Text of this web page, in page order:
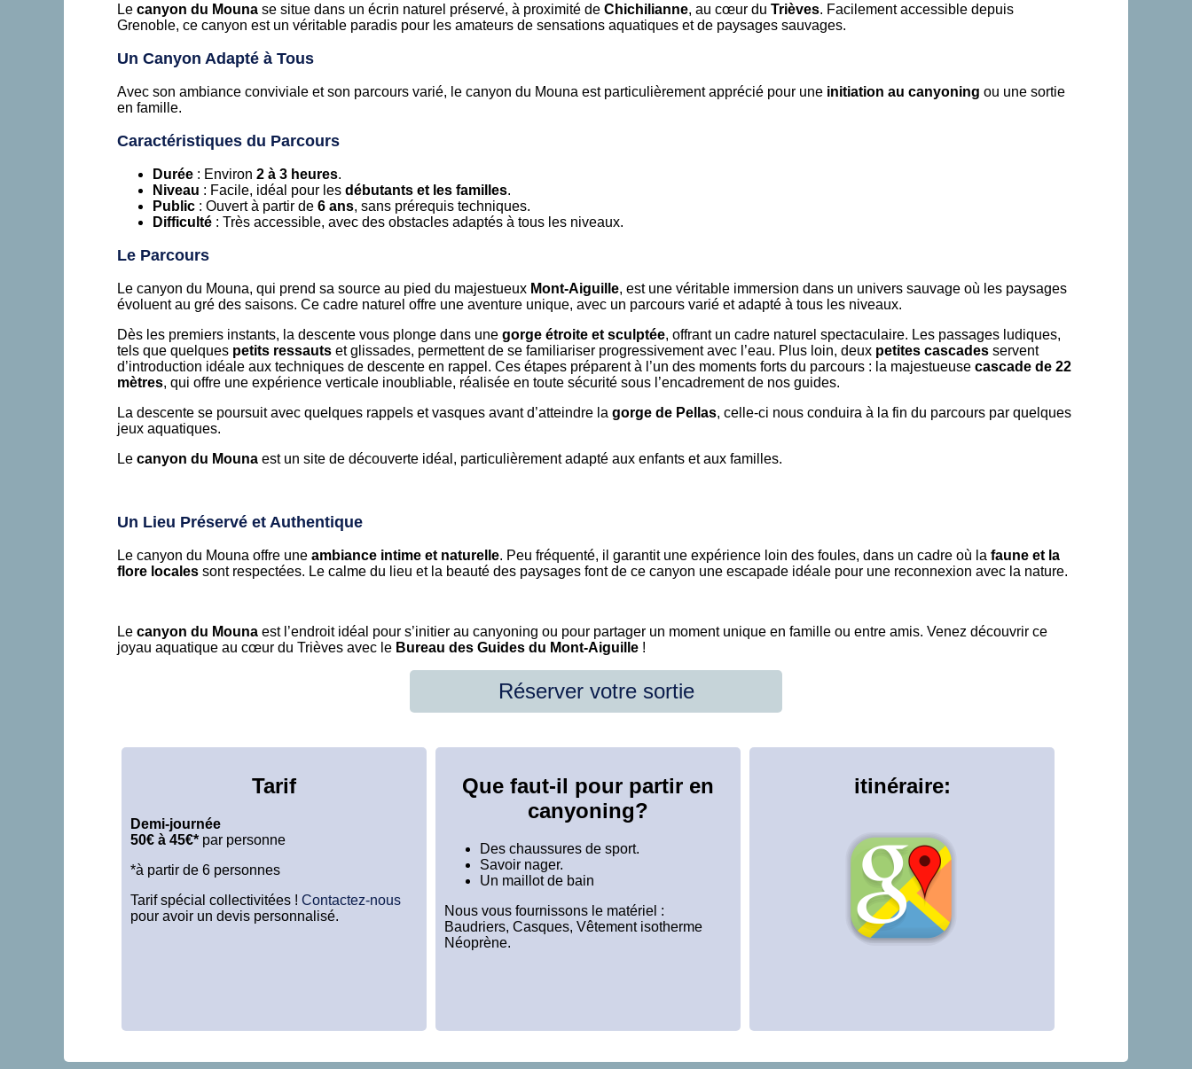
Le canyon du Mouna se situe dans un écrin naturel préservé, à proximité de Chichilianne, au cœur du Trièves. Facilement accessible depuis
Grenoble, ce canyon est un véritable paradis pour les amateurs de sensations aquatiques et de paysages sauvages.
Un Canyon Adapté à Tous
Avec son ambiance conviviale et son parcours varié, le canyon du Mouna est particulièrement apprécié pour une initiation au canyoning ou une sortie
en famille.
Caractéristiques du Parcours
Durée : Environ 2 à 3 heures.
Niveau : Facile, idéal pour les débutants et les familles.
Public : Ouvert à partir de 6 ans, sans prérequis techniques.
Difficulté : Très accessible, avec des obstacles adaptés à tous les niveaux.
Le Parcours
Le canyon du Mouna, qui prend sa source au pied du majestueux Mont-Aiguille, est une véritable immersion dans un univers sauvage où les paysages
évoluent au gré des saisons. Ce cadre naturel offre une aventure unique, avec un parcours varié et adapté à tous les niveaux.
Dès les premiers instants, la descente vous plonge dans une gorge étroite et sculptée, offrant un cadre naturel spectaculaire. Les passages ludiques,
tels que quelques petits ressauts et glissades, permettent de se familiariser progressivement avec l’eau. Plus loin, deux petites cascades servent
d’introduction idéale aux techniques de descente en rappel. Ces étapes préparent à l’un des moments forts du parcours : la majestueuse cascade de 22
mètres, qui offre une expérience verticale inoubliable, réalisée en toute sécurité sous l’encadrement de nos guides.
La descente se poursuit avec quelques rappels et vasques avant d’atteindre la gorge de Pellas, celle-ci nous conduira à la fin du parcours par quelques
jeux aquatiques.
Le canyon du Mouna est un site de découverte idéal, particulièrement adapté aux enfants et aux familles.
Un Lieu Préservé et Authentique
Le canyon du Mouna offre une ambiance intime et naturelle. Peu fréquenté, il garantit une expérience loin des foules, dans un cadre où la faune et la
flore locales sont respectées. Le calme du lieu et la beauté des paysages font de ce canyon une escapade idéale pour une reconnexion avec la nature.
Le canyon du Mouna est l’endroit idéal pour s’initier au canyoning ou pour partager un moment unique en famille ou entre amis. Venez découvrir ce
joyau aquatique au cœur du Trièves avec le Bureau des Guides du Mont-Aiguille !
Réserver votre sortie
Tarif
Demi-journée
50€ à 45€* par personne
*à partir de 6 personnes
Tarif spécial collectivitées ! Contactez-nous
pour avoir un devis personnalisé.
Que faut-il pour partir en
canyoning?
Des chaussures de sport.
Savoir nager.
Un maillot de bain
Nous vous fournissons le matériel :
Baudriers, Casques, Vêtement isotherme
Néoprène.
itinéraire: